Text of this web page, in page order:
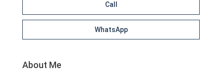
Call
WhatsApp
About Me